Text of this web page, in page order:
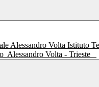
Istituto
Alessandro Volta - Trieste